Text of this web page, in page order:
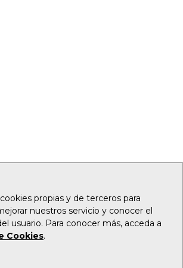
propias y de terceros para
nuestros servicio y conocer el
usuario. Para conocer más, acceda a
Cookies.